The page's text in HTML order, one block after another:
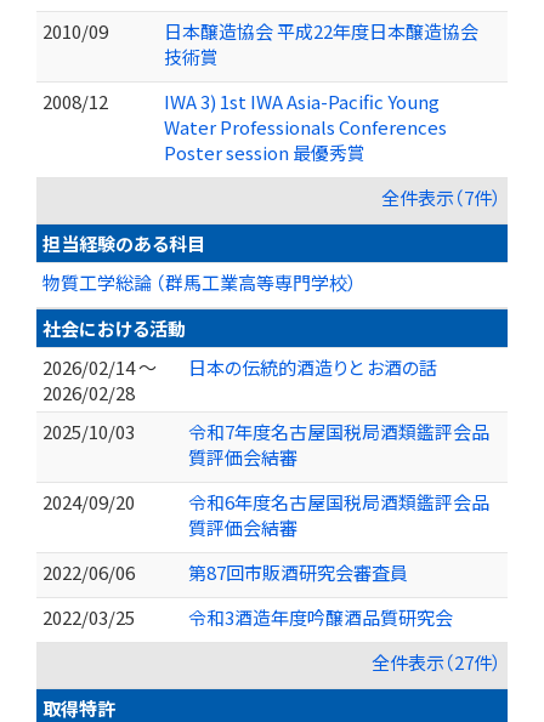
2010/09
日本醸造協会 平成22年度日本醸造協会
技術賞
2008/12
IWA 3) 1st IWA Asia-Pacific Young
Water Professionals Conferences
Poster session 最優秀賞
全件表示（7件）
担当経験のある科目
物質工学総論 （群馬工業高等専門学校）
社会における活動
2026/02/14 ～
2026/02/28
日本の伝統的酒造りと お酒の話
2025/10/03
令和7年度名古屋国税局酒類鑑評会品
質評価会結審
2024/09/20
令和6年度名古屋国税局酒類鑑評会品
質評価会結審
2022/06/06
第87回市販酒研究会審査員
2022/03/25
令和3酒造年度吟醸酒品質研究会
全件表示（27件）
取得特許